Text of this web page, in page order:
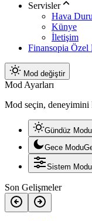
Servisler
Hava
Künye
İletişim
Finansopia Özel
Mod değiştir
Mod Ayarları
Mod seçin, deneyimini
Gündüz Modu
Gece Modu
Sistem Modu
Son Gelişmeler